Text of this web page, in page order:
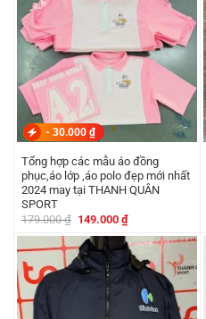
- 30.000 ₫
Tổng hợp các mẫu áo đồng
phục,áo lớp ,áo polo đẹp mới nhất
2024 may tại THANH QUÂN
SPORT
179.000₫ Giá
là:
179.000 ₫.
149.000 ₫Giá
hiện
tại
là:
149.000 ₫.